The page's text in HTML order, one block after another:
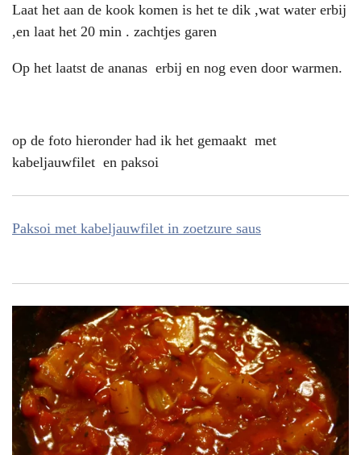
Laat het aan de kook komen is het te dik ,wat water erbij
,en laat het 20 min . zachtjes garen
Op het laatst de ananas erbij en nog even door warmen.
op de foto hieronder had ik het gemaakt met
kabeljauwfilet en paksoi
Paksoi met kabeljauwfilet in zoetzure saus